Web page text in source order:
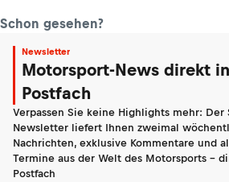
Schon gesehen?
Newsletter
Motorsport-News direkt
Postfach
Verpassen Sie keine Highlights mehr: Der
Newsletter liefert Ihnen zweimal
Nachrichten, exklusive Kommentare und
Termine aus der Welt des Motorsports -
Postfach